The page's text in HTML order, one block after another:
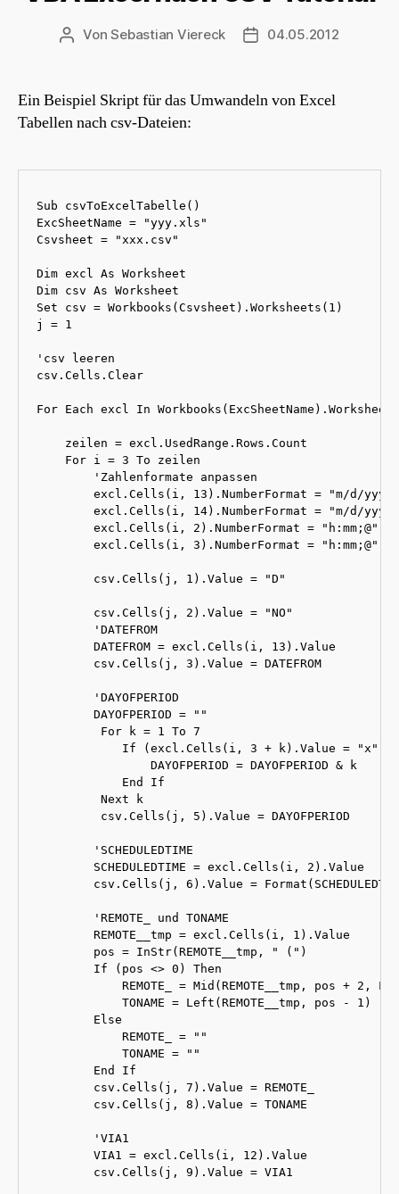
Beitragsautor
VonSebastian Viereck Beitragsdatum
04.05.2012
Ein Beispiel Skript für das Umwandeln von Excel
Tabellen nach csv-Dateien:
Sub csvToExcelTabelle()
ExcSheetName = "yyy.xls"
Csvsheet = "xxx.csv"
Dim excl As Worksheet
Dim csv As Worksheet
Set csv = Workbooks(Csvsheet).Worksheets(1)
j = 1
'csv leeren
csv.Cells.Clear
For Each excl In Workbooks(ExcSheetName).Worksheets
zeilen = excl.UsedRange.Rows.Count
For i = 3 To zeilen
'Zahlenformate anpassen
excl.Cells(i, 13).NumberFormat = "m/d/yyyy"
excl.Cells(i, 14).NumberFormat = "m/d/yyyy"
excl.Cells(i, 2).NumberFormat = "h:mm;@"
excl.Cells(i, 3).NumberFormat = "h:mm;@"
csv.Cells(j, 1).Value = "D"
csv.Cells(j, 2).Value = "NO"
'DATEFROM
DATEFROM = excl.Cells(i, 13).Value
csv.Cells(j, 3).Value = DATEFROM
'DAYOFPERIOD
DAYOFPERIOD = ""
For k = 1 To 7
If (excl.Cells(i, 3 + k).Value = "x")
DAYOFPERIOD = DAYOFPERIOD & k
End If
Next k
csv.Cells(j, 5).Value = DAYOFPERIOD
'SCHEDULEDTIME
SCHEDULEDTIME = excl.Cells(i, 2).Value
csv.Cells(j, 6).Value =
'REMOTE_ und TONAME
REMOTE__tmp = excl.Cells(i, 1).Value
pos = InStr(REMOTE__tmp, " (")
If (pos <> 0) Then
REMOTE_ = Mid(REMOTE__tmp, pos + 2,
TONAME = Left(REMOTE__tmp, pos - 1)
Else
REMOTE_ = ""
TONAME = ""
End If
csv.Cells(j, 7).Value = REMOTE_
csv.Cells(j, 8).Value = TONAME
'VIA1
VIA1 = excl.Cells(i, 12).Value
csv.Cells(j, 9).Value = VIA1